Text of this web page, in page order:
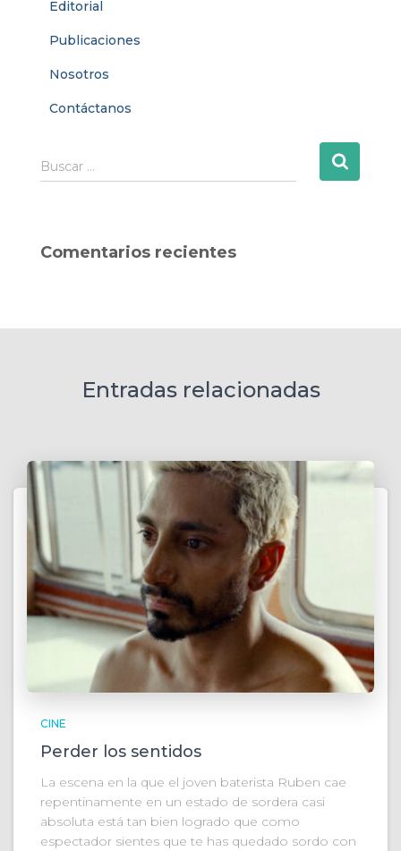
Editorial
Publicaciones
Nosotros
Contáctanos
B
u
r
Buscar …
Comentarios recientes
Entradas relacionadas
CINE
Perder los sentidos
La escena en la que el joven baterista Ruben cae
repentinamente en un estado de sordera casi
absoluta está tan bien logrado que como
espectador sientes que te has quedado sordo con